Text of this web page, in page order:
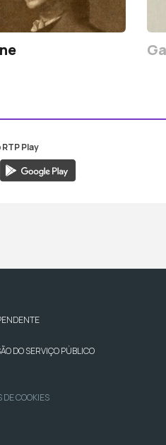
2 2
Antena 2
2
RTP Play
DO SERVIÇO PÚBLICO
DE COOKIES